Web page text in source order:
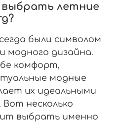
летние
были символом
модного дизайна.
комфорт,
модные
их идеальными
Вот несколько
выбрать именно